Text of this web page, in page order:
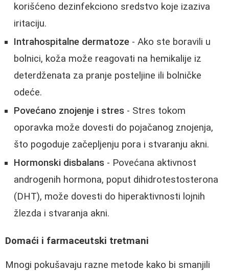
korišćeno dezinfekciono sredstvo koje izaziva
iritaciju.
Intrahospitalne dermatoze - Ako ste boravili u
bolnici, koža može reagovati na hemikalije iz
deterdženata za pranje posteljine ili bolničke
odeće.
Povećano znojenje i stres - Stres tokom
oporavka može dovesti do pojačanog znojenja,
što pogoduje začepljenju pora i stvaranju akni.
Hormonski disbalans - Povećana aktivnost
androgenih hormona, poput dihidrotestosterona
(DHT), može dovesti do hiperaktivnosti lojnih
žlezda i stvaranja akni.
Domaći i farmaceutski tretmani
Mnogi pokušavaju razne metode kako bi smanjili